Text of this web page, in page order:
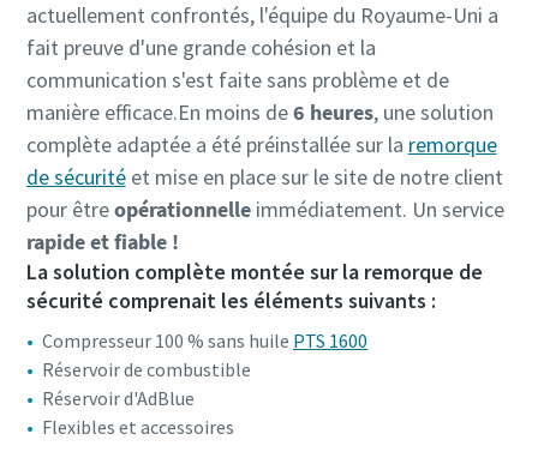
actuellement confrontés, l'équipe du Royaume-Uni a
fait preuve d'une grande cohésion et la
communication s'est faite sans problème et de
manière efficace.En moins de6 heures, une solution
complète adaptée a été préinstallée sur la remorque
de sécuritéet mise en place sur le site de notre client
pour êtreopérationnelleimmédiatement. Un service
rapide et fiable !
La solution complète montée sur la remorque de
sécurité comprenait les éléments suivants :
Compresseur 100 % sans huile PTS 1600
Réservoir de combustible
Réservoir d'AdBlue
Flexibles et accessoires